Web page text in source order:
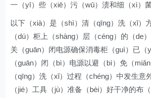
一（yī）些（xiē）污（wū）渍和细（xì）菌
以下（xià）是（shì）清（qīng）洗（xǐ）
（dú）柜上（shàng）层（céng）的（de
关（guān）闭电源确保消毒柜（guì）已（
（guān）闭（bì）电源以避（bì）免（
（qīng）洗（xǐ）过程（chéng）中发生意
（jié）工具（jù）准备（bèi）好干净的布